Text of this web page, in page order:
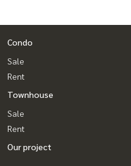
Condo
Sale
Rent
Townhouse
Sale
Rent
Our project